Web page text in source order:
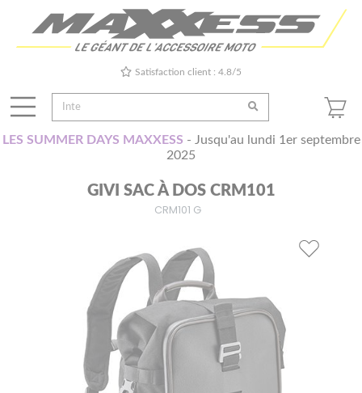
Satisfaction client : 4.8/5
LES SUMMER DAYS MAXXESS - Jusqu'au lundi 1er septembre
2025
GIVI SAC À DOS CRM101
CRM101 G